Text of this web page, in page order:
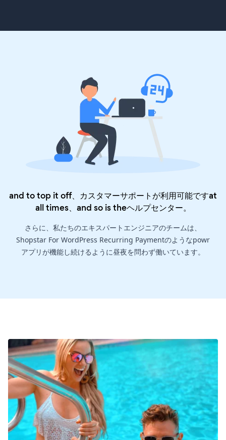
and to top it off、カスタマーサポートが利用可能ですat
all times、and so is theヘルプセンター。
さらに、私たちのエキスパートエンジニアのチームは、
Shopstar For WordPress Recurring Paymentのようなpowr
アプリが機能し続けるように昼夜を問わず働いています。